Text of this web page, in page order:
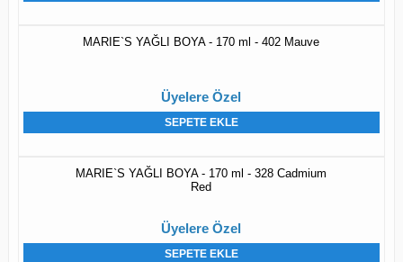
MARIE`S YAĞLI BOYA - 170 ml - 402 Mauve
Üyelere Özel
SEPETE EKLE
MARIE`S YAĞLI BOYA - 170 ml - 328 Cadmium
Red
Üyelere Özel
SEPETE EKLE